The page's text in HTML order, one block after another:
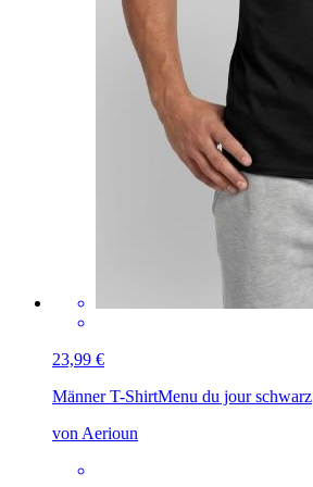
23,99 €
Männer T-ShirtMenu du jour schwarz
von Aerioun